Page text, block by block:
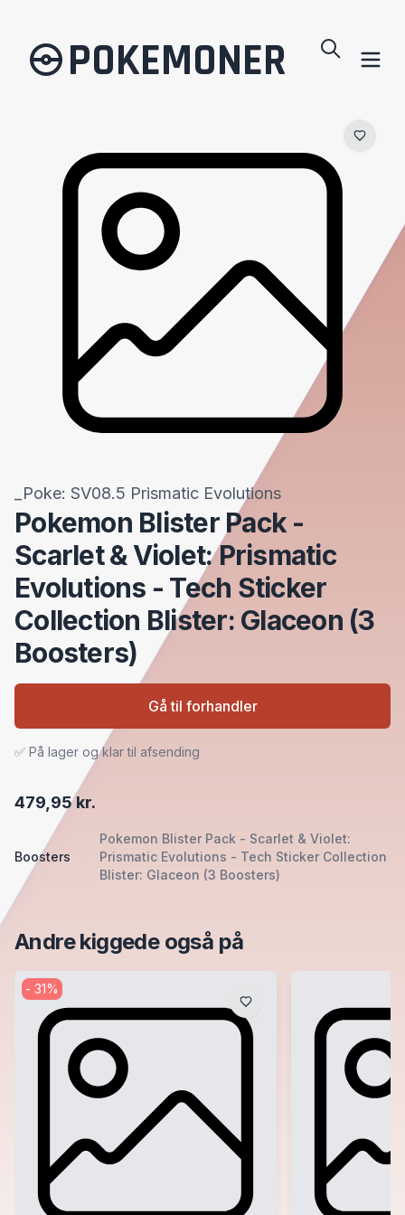
POKEMONER
_Poke: SV08.5 Prismatic Evolutions
Pokemon Blister Pack -
Scarlet & Violet: Prismatic
Evolutions - Tech Sticker
Collection Blister: Glaceon (3
Boosters)
Boosters
Pokemon Blister Pack - Scarlet & Violet:
Prismatic Evolutions - Tech Sticker Collection
Blister: Glaceon (3 Boosters)
479,95 kr.
✅ På lager og klar til afsending
Gå til forhandler
Andre kiggede også på
- 31%